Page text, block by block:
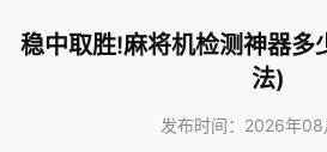
稳中取胜!麻将机检测神器多
法)
发布时间：2026年08